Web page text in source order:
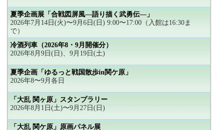
夏季企画展「合戦図屏風―語り描く武勇伝―」
2026年7月14日(火)〜9月6日(日) 9:00〜17:00（入館は16:30ま
で）
冷酒列車（2026年8・9月開催分）
2026年8月9日(日)、9月19日(土)
夏季企画「ゆるっと戦国散歩in関ケ原」
2026年8〜9月各日
「大乱 関ヶ原」スタンプラリー
2026年8月1日(土)〜9月27日(日)
「大乱 関ケ原」原画パネル展